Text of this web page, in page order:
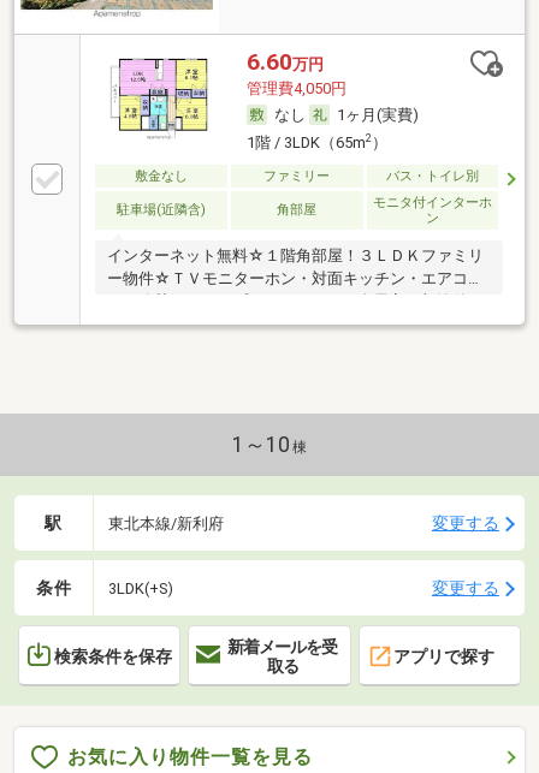
6.60万円
管理費4,050円
なし
1ヶ月(実費)
1階 / 3LDK（65m2）
敷金なし ファミリー バス・トイレ別
駐車場(近隣含) 角部屋
モニタ付インターホ
ン
インターネット無料☆１階角部屋！３ＬＤＫファミリ
ー物件☆ＴＶモニターホン・対面キッチン・エアコ
バルコニー
1～10 棟
駅 東北本線/新利府 変更する
条件 3LDK(+S) 変更する
検索条件を保存
新着メールを受
取る
アプリで探す
お気に入り物件一覧を見る